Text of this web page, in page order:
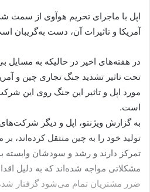
اپل با ماجرای تحریم هوآوی از سمت
آمریکا و تاثیرات آن، دست‌ به‌گریبان
در هفته‌های اخیر در حالیکه به
تحت تاثیر تشدید جنگ تجاری چین و
مورد اپل و تاثیر این جنگ روی این
است.
به گزارش ویژنتو، اپل و دیگر
تولید خود را به چین منتقل کرده‌اند،
تمرکز دارند و رشد و سودشان وابسته
مشکلاتی مواجه شده‌اند که به دلیل
ضرر مشتریان تمام می‌شود گرفتار